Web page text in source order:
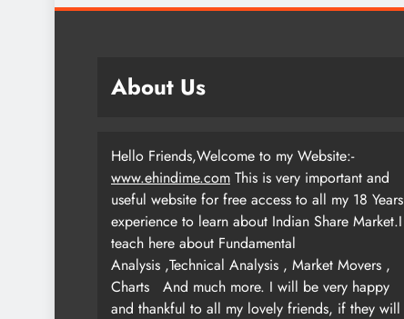
About Us
Hello Friends,Welcome to my Website:-
www.ehindime.com This is very important and
useful website for free access to all my 18 Years
experience to learn about Indian Share Market.I
teach here about Fundamental
Analysis ,Technical Analysis , Market Movers ,
Charts
And much more. I will be very happy
and thankful to all my lovely friends, if they will